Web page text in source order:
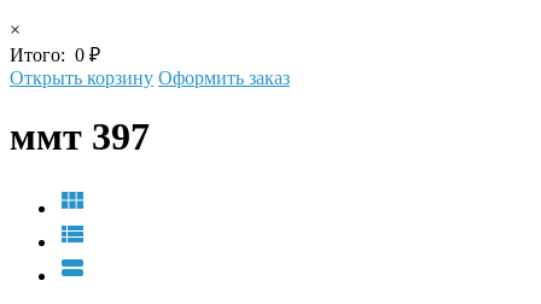
×
Итого: 0 ₽
Открыть корзину Оформить заказ
ммт 397


